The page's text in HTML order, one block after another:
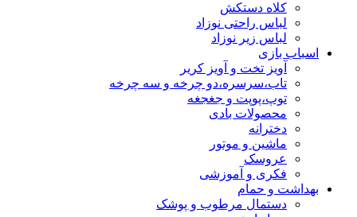
کلاه دستکش
لباس راحتی نوزاد
لباس زیر نوزاد
اسباب بازی
آویز تخت و آویز کریر
تاب،سرسره،دو چرخه و سه چرخه
توپ،پوپت و جغجغه
محصولات بادی
دخترانه
ماشین و موتور
عروسک
فکری و آموزشی
بهداشت و حمام
دستمال مرطوب و پوشک